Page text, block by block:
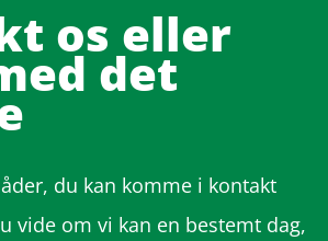
os eller
det
du kan komme i kontakt
vide om vi kan en bestemt dag,